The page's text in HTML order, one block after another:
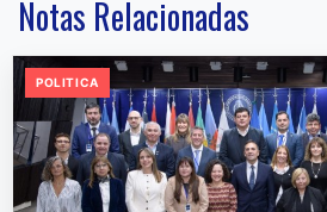
Notas Relacionadas
POLITICA